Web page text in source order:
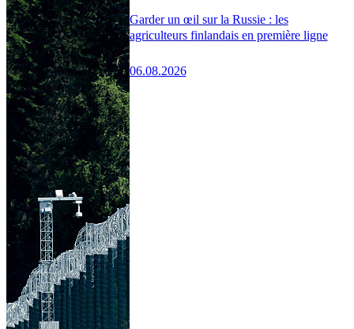
Garder un œil sur la Russie : les
agriculteurs finlandais en première ligne
06.08.2026